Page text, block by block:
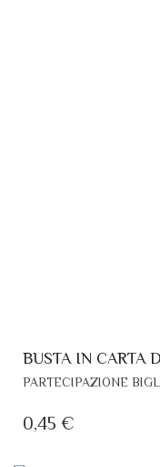
BUSTA IN CARTA
PARTECIPAZIONE
0,45 €